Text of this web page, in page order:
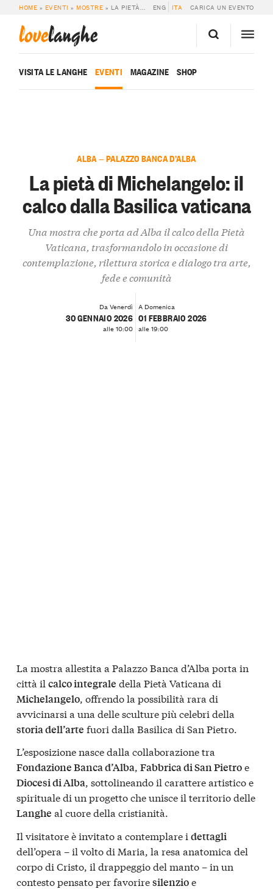
HOME » EVENTI »MOSTRE » LA PIETÀ DI MICHELANGELO: IL CALCO DALLA BASILICA VATICANA ENG ITA CARICA UN EVENTO
lovelanghe
VISITA LE LANGHE EVENTI MAGAZINE SHOP
ALBA — PALAZZO BANCA D’ALBA
La pietà di Michelangelo: il
calco dalla Basilica vaticana
Una mostra che porta ad Alba il calco della Pietà
Vaticana, trasformandolo in occasione di
contemplazione, rilettura storica e dialogo tra arte,
fede e comunità
Da Venerdì
30 GENNAIO 2026
alle 10:00
A Domenica
01 FEBBRAIO 2026
alle 19:00
La mostra allestita a Palazzo Banca d’Alba porta in
città il calco integrale della Pietà Vaticana di
Michelangelo, offrendo la possibilità rara di
avvicinarsi a una delle sculture più celebri della
storia dell’arte fuori dalla Basilica di San Pietro.
L’esposizione nasce dalla collaborazione tra
Fondazione Banca d’Alba, Fabbrica di San Pietroe
Diocesi di Alba, sottolineando il carattere artistico e
spirituale di un progetto che unisce il territorio delle
Langhe al cuore della cristianità.
Il visitatore è invitato a contemplare i dettagli
dell’opera – il volto di Maria, la resa anatomica del
corpo di Cristo, il drappeggio del manto – in un
contesto pensato per favoriresilenzioe